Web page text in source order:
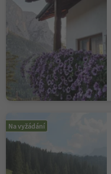
Na vyžádání